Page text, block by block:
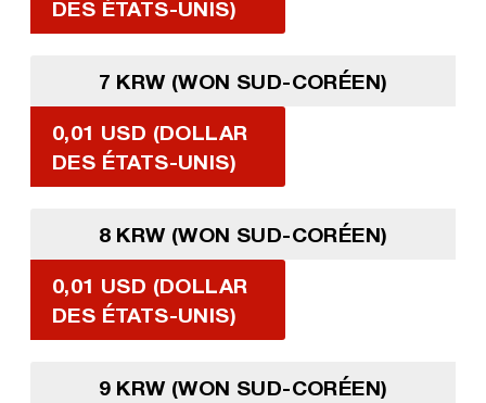
DES ÉTATS-UNIS)
7 KRW (WON SUD-CORÉEN)
0,01 USD (DOLLAR
DES ÉTATS-UNIS)
8 KRW (WON SUD-CORÉEN)
0,01 USD (DOLLAR
DES ÉTATS-UNIS)
9 KRW (WON SUD-CORÉEN)